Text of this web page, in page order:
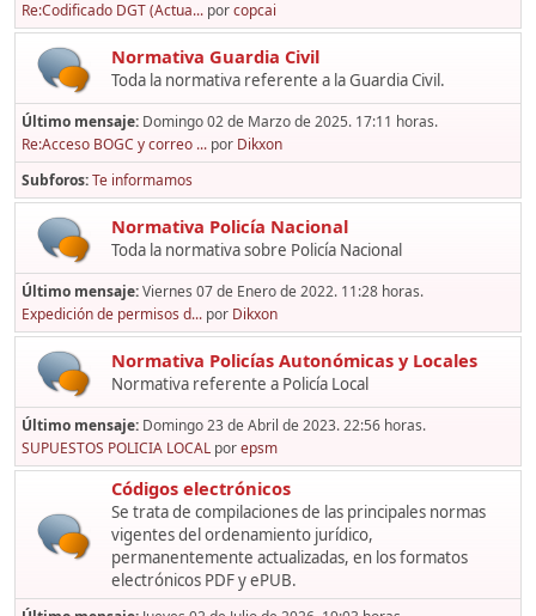
Re:Codificado DGT (Actua... porcopcai
Normativa Guardia Civil
Toda la normativa referente a la Guardia Civil.
Último mensaje: Domingo 02 de Marzo de 2025. 17:11 horas.
Re:Acceso BOGC y correo ... por Dikxon
Subforos Te informamos
Normativa Policía Nacional
Toda la normativa sobre Policía Nacional
Último mensaje:Viernes 07 de Enero de 2022. 11:28 horas.
Expedición de permisos d... por Dikxon
Normativa Policías Autonómicas y Locales
Normativa referente a Policía Local
Último mensaje: Domingo 23 de Abril de 2023. 22:56 horas.
SUPUESTOS POLICIA LOCAL porepsm
Códigos electrónicos
Se trata de compilaciones de las principales normas
vigentes del ordenamiento jurídico,
permanentemente actualizadas, en los formatos
electrónicos PDF y ePUB.